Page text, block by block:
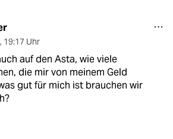
, 19:17 Uhr
auf den Asta, wie viele
die mir von meinem Geld
gut für mich ist brauchen wir